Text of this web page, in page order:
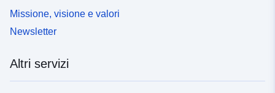
Missione, visione e valori
Newsletter
Altri servizi